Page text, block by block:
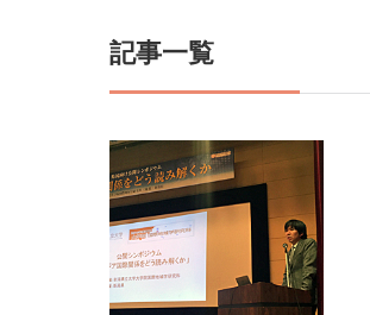
記事一覧